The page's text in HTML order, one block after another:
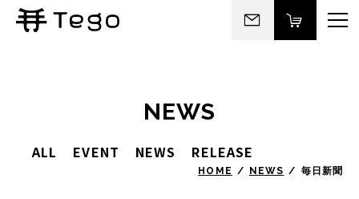
NEWS
ALL EVENT NEWS RELEASE
HOME NEWS 毎日新聞